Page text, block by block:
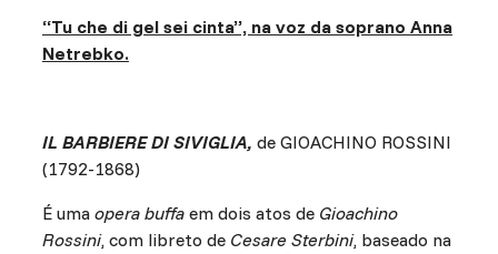
“Tu che di gel sei cinta”, na voz da soprano Anna
Netrebko.
IL BARBIERE DI SIVIGLIA, de GIOACHINO ROSSINI
(1792-1868)
É uma opera buffaem dois atos de Gioachino
Rossini, com libreto de Cesare Sterbini, baseado na